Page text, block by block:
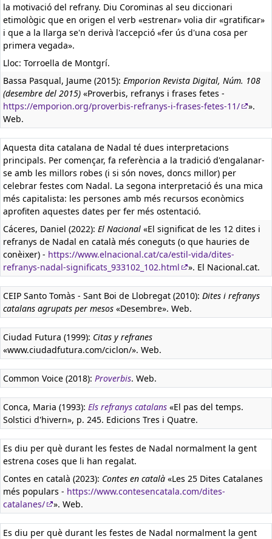
la motivació del refrany. Diu Corominas al seu diccionari
etimològic que en origen el verb «estrenar» volia dir «gratificar»
i que a la llarga se'n derivà l'accepció «fer ús d'una cosa per
primera vegada».
Lloc: Torroella de Montgrí.
Bassa Pasqual, Jaume (2015): Emporion Revista Digital, Núm. 108
(desembre del 2015) «Proverbis, refranys i frases fetes -
https://emporion.org/proverbis-refranys-i-frases-fetes-11/
».
Web.
Aquesta dita catalana de Nadal té dues interpretacions
principals. Per començar, fa referència a la tradició d'engalanar-
se amb les millors robes (i si són noves, doncs millor) per
celebrar festes com Nadal. La segona interpretació és una mica
més capitalista: les persones amb més recursos econòmics
aprofiten aquestes dates per fer més ostentació.
Cáceres, Daniel (2022): El Nacional «El significat de les 12 dites i
refranys de Nadal en català més coneguts (o que hauries de
conèixer) - https://www.elnacional.cat/ca/estil-vida/dites-
refranys-nadal-significats_933102_102.html
». El Nacional.cat.
CEIP Santo Tomàs - Sant Boi de Llobregat (2010): Dites i refranys
catalans agrupats per mesos «Desembre». Web.
Ciudad Futura (1999): Citas y refranes
«www.ciudadfutura.com/ciclon/». Web.
Common Voice (2018): Proverbis. Web.
Conca, Maria (1993): Els refranys catalans «El pas del temps.
Solstici d'hivern», p. 245. Edicions Tres i Quatre.
Es diu per què durant les festes de Nadal normalment la gent
estrena coses que li han regalat.
Contes en català (2023): Contes en català «Les 25 Dites Catalanes
més populars - https://www.contesencatala.com/dites-
catalanes/
». Web.
Es diu per què durant les festes de Nadal normalment la gent